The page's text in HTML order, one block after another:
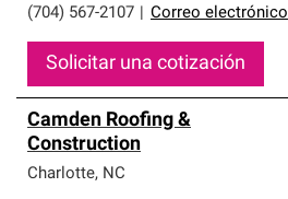
(704) 567-2107 Correo electrónico
Solicitar una cotización
Camden Roofing &
Construction
Charlotte, NC